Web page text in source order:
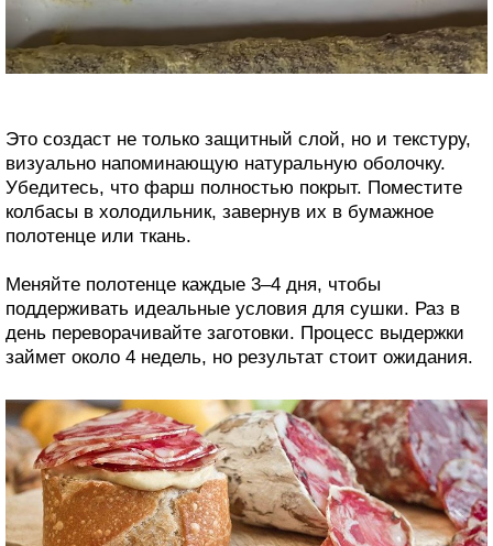
Это создаст не только защитный слой, но и текстуру,
визуально напоминающую натуральную оболочку.
Убедитесь, что фарш полностью покрыт. Поместите
колбасы в холодильник, завернув их в бумажное
полотенце или ткань.
Меняйте полотенце каждые 3–4 дня, чтобы
поддерживать идеальные условия для сушки. Раз в
день переворачивайте заготовки. Процесс выдержки
займет около 4 недель, но результат стоит ожидания.